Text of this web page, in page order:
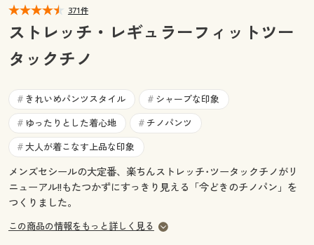
マイページ
閲覧履歴
お気に入り
サポート
ご利用ガイド
よくある質問とお問い合わせ
閲覧履歴
お気に入り
ご利用ガイド
よくある質問とお問い合わせ
ウエスト76(股下79) ◎ 在庫あり
ウエスト79(股下70) ◎ 在庫あり
ウエスト79(股下73) ◎ 在庫あり
ウエスト79(股下79) ◎ 在庫あり
ウエスト82(股下70) ◎ 在庫あり
ウエスト82(股下73) ◎ 在庫あり
ウエスト82(股下76) ◎ 在庫あり
ウエスト82(股下79) ◎ 在庫あり
ウエスト85(股下70) ◎ 在庫あり
ウエスト85(股下73) ◎ 在庫あり
ウエスト85(股下76) ◎ 在庫あり
371件
ストレッチ・レギュラーフィットツー
タックチノ
# きれいめパンツスタイル # シャープな印象
# ゆったりとした着心地 # チノパンツ
# 大人が着こなす上品な印象
メンズセシールの大定番、楽ちんストレッチ･ツータックチノがリ
ニューアル!!もたつかずにすっきり見える「今どきのチノパン」を
つくりました。
この商品の情報をもっと詳しく見る